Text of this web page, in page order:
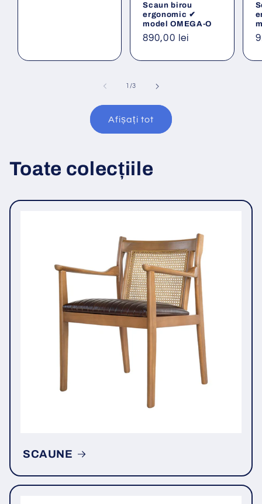
Scaun birou
ergonomic ✔
model OMEGA-O
Preț
890,00 lei
1 /din
3
Afișați tot
Toate colecțiile
SCAUNE